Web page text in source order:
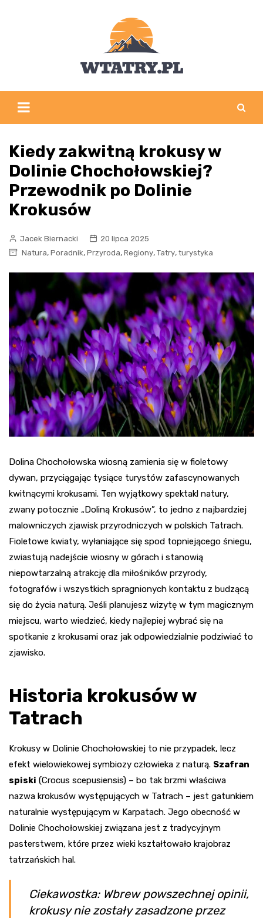
Kiedy zakwitną krokusy w
Dolinie Chochołowskiej?
Przewodnik po Dolinie
Krokusów
Jacek Biernacki
20 lipca 2025
Natura, Poradnik, Przyroda, Regiony, Tatry, turystyka
Dolina Chochołowska wiosną zamienia się w fioletowy
dywan, przyciągając tysiące turystów zafascynowanych
kwitnącymi krokusami. Ten wyjątkowy spektakl natury,
zwany potocznie „Doliną Krokusów”, to jedno z najbardziej
malowniczych zjawisk przyrodniczych w polskich Tatrach.
Fioletowe kwiaty, wyłaniające się spod topniejącego śniegu,
zwiastują nadejście wiosny w górach i stanowią
niepowtarzalną atrakcję dla miłośników przyrody,
fotografów i wszystkich spragnionych kontaktu z budzącą
się do życia naturą. Jeśli planujesz wizytę w tym magicznym
miejscu, warto wiedzieć, kiedy najlepiej wybrać się na
spotkanie z krokusami oraz jak odpowiedzialnie podziwiać to
zjawisko.
Historia krokusów w
Tatrach
Krokusy w Dolinie Chochołowskiej to nie przypadek, lecz
efekt wielowiekowej symbiozy człowieka z naturą. Szafran
spiski (Crocus scepusiensis) – bo tak brzmi właściwa
nazwa krokusów występujących w Tatrach – jest gatunkiem
naturalnie występującym w Karpatach. Jego obecność w
Dolinie Chochołowskiej związana jest z tradycyjnym
pasterstwem, które przez wieki kształtowało krajobraz
tatrzańskich hal.
Ciekawostka: Wbrew powszechnej opinii,
krokusy nie zostały zasadzone przez